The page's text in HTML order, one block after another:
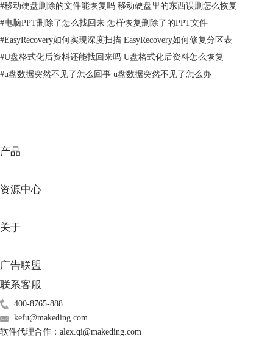
二、电脑格式化后怎么恢复数据
对其进行数据恢复，接下来，小编就借助一直在使用的EasyRecovery数据
恢复软件给大家实际操作一下数据恢复操作过程。
1.打开EasyRecovery软件，在进入的主界面中，选择“所有数据”选项，如
2.在“从恢复”界面，点击已连接硬盘下的要恢复数据硬盘，这里选择硬盘
D，点击“扫描”按钮，EasyRecovery会自动将D盘中能恢复的数据全部扫描
出来。
#移动硬盘删除的文件能恢复吗 移动硬盘里的东西误删怎么恢复
#电脑PPT删除了怎么找回来 怎样恢复删除了的PPT文件
#EasyRecovery如何实现深度扫描 EasyRecovery如何修复分区表
#U盘格式化后资料还能找回来吗 U盘格式化后资料怎么恢复
#u盘数据突然不见了怎么回事 u盘数据突然不见了怎么办
产品
资源中心
关于
广告联盟
联系客服
400-8765-888
kefu@makeding.com
软件代理合作：alex.qi@makeding.com